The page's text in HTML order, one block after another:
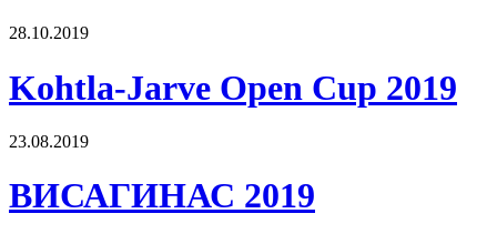
28.10.2019
Kohtla-Jarve Open Cup 2019
23.08.2019
ВИСАГИНАС 2019